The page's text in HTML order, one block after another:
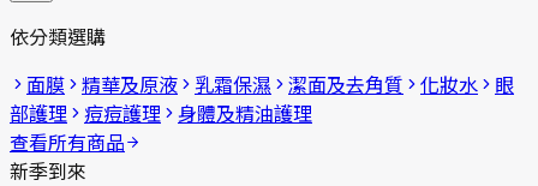
依分類選購
面膜 精華及原液 乳霜保濕 潔面及去角質 化妝水
眼
部護理 痘痘護理 身體及精油護理
查看所有商品
新季到來